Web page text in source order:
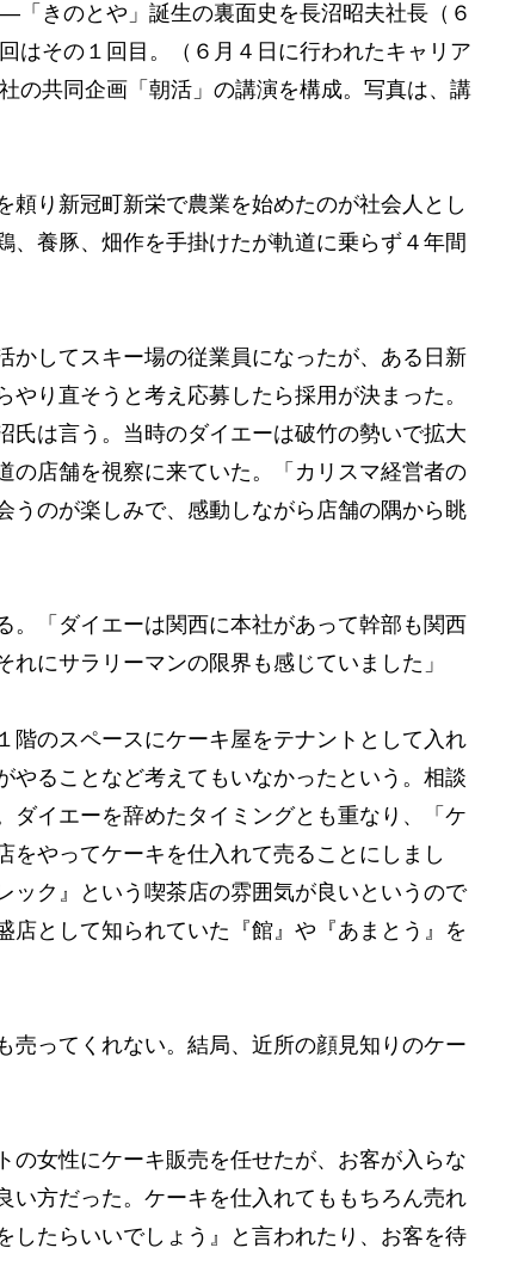
きのとや」誕生の裏面史を長沼昭夫社長（６
はその１回目。（６月４日に行われたキャリア
の共同企画「朝活」の講演を構成。写真は、講
り新冠町新栄で農業を始めたのが社会人とし
養豚、畑作を手掛けたが軌道に乗らず４年間
してスキー場の従業員になったが、ある日新
り直そうと考え応募したら採用が決まった。
氏は言う。当時のダイエーは破竹の勢いで拡大
の店舗を視察に来ていた。「カリスマ経営者の
うのが楽しみで、感動しながら店舗の隅から眺
「ダイエーは関西に本社があって幹部も関西
にサラリーマンの限界も感じていました」
のスペースにケーキ屋をテナントとして入れ
やることなど考えてもいなかったという。相談
ダイエーを辞めたタイミングとも重なり、「ケ
やってケーキを仕入れて売ることにしまし
ック』という喫茶店の雰囲気が良いというので
として知られていた『館』や『あまとう』を
ってくれない。結局、近所の顔見知りのケー
女性にケーキ販売を任せたが、お客が入らな
い方だった。ケーキを仕入れてももちろん売れ
したらいいでしょう』と言われたり、お客を待